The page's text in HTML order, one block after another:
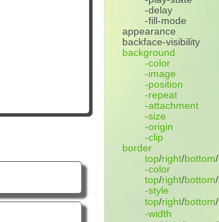
-delay
-fill-mode
appearance
backface-visibility
background
-color
-image
-position
-repeat
-attachment
-size
-origin
-clip
border
top/right/bottom/
-color
top/right/bottom/
-style
top/right/bottom/
-width